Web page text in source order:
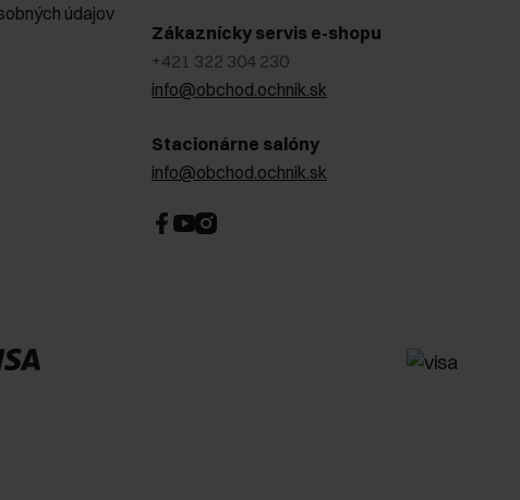
údajov
Zákaznícky servis e-shopu
+421 322 304 230
info@obchod.ochnik.sk
Stacionárne salóny
info@obchod.ochnik.sk